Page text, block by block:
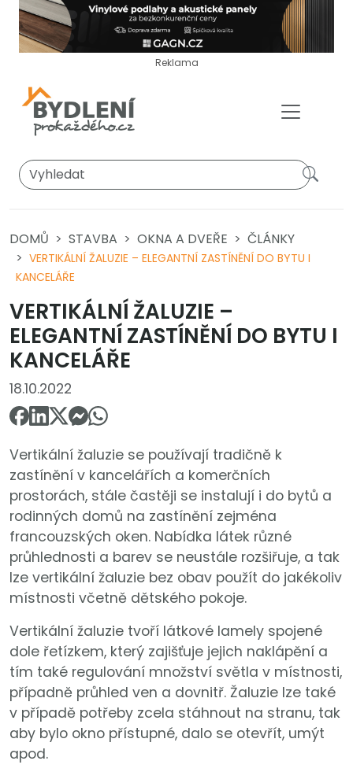
Reklama
DOMŮ STAVBA OKNA A DVEŘE ČLÁNKY
VERTIKÁLNÍ ŽALUZIE – ELEGANTNÍ ZASTÍNĚNÍ DO BYTU I
KANCELÁŘE
VERTIKÁLNÍ ŽALUZIE –
ELEGANTNÍ ZASTÍNĚNÍ DO BYTU I
KANCELÁŘE
18.10.2022
Vertikální žaluzie se používají tradičně k
zastínění v kancelářích a komerčních
prostorách, stále častěji se instalují i do bytů a
rodinných domů na zastínění zejména
francouzských oken. Nabídka látek různé
průhlednosti a barev se neustále rozšiřuje, a tak
lze vertikální žaluzie bez obav použít do jakékoliv
místnosti včetně dětského pokoje.
Vertikální žaluzie tvoří látkové lamely spojené
dole řetízkem, který zajišťuje jejich naklápění a
tím také regulování množství světla v místnosti,
případně průhled ven a dovnitř. Žaluzie lze také
v případě potřeby zcela stáhnout na stranu, tak
aby bylo okno přístupné, dalo se otevřít, umýt
apod.